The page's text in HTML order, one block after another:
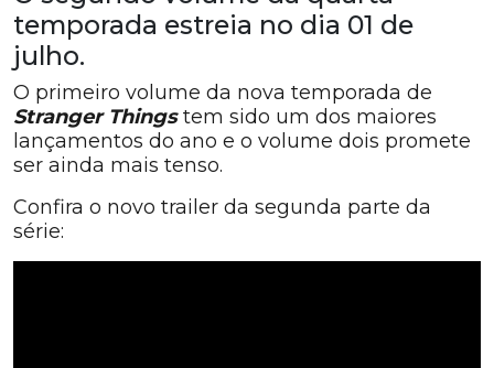
temporada estreia no dia 01 de
julho.
O primeiro volume da nova temporada de
Stranger Thingstem sido um dos maiores
lançamentos do ano e o volume dois promete
ser ainda mais tenso.
Confira o novo trailer da segunda parte da
série: